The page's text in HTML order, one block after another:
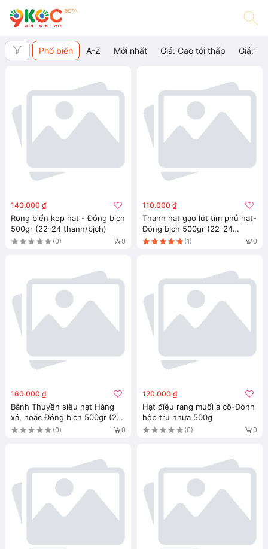
Phổ biến A-Z Mới nhất Giá: Cao tới thấp Giá:
140.000 ₫
Rong biển kẹp hạt - Đóng bịch
500gr (22-24 thanh/bịch)
(0) 0
110.000 ₫
Thanh hạt gạo lứt tím phủ hạt-
Đóng bịch 500gr (22-24
thanh/bịch)(1) 0
160.000 ₫
Bánh Thuyền siêu hạt Hàng
xá, hoặc Đóng bịch 500gr (22-
24 thanh/bịch)
(0) 0
120.000 ₫
Hạt điều rang muối a cồ-Đónh
hộp trụ nhựa 500g
(0) 0